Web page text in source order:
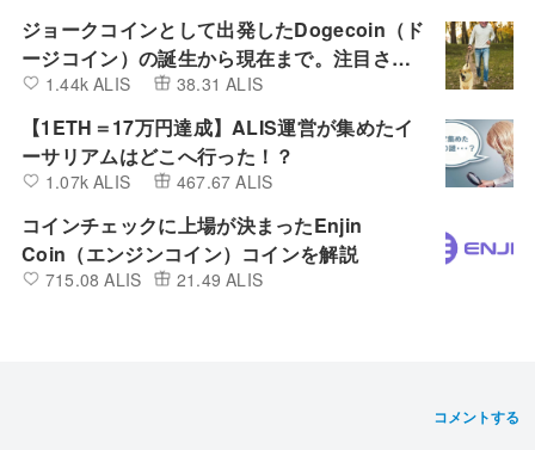
ジョークコインとして出発したDogecoin（ド
ージコイン）の誕生から現在まで。注目され
る非証券性🐶
1.44k ALIS 38.31 ALIS
【1ETH＝17万円達成】ALIS運営が集めたイ
ーサリアムはどこへ行った！？
1.07k ALIS 467.67 ALIS
コインチェックに上場が決まったEnjin
Coin（エンジンコイン）コインを解説
715.08 ALIS 21.49 ALIS
コメントする